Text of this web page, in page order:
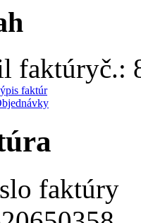
faktúryč.:
faktúr
faktúry